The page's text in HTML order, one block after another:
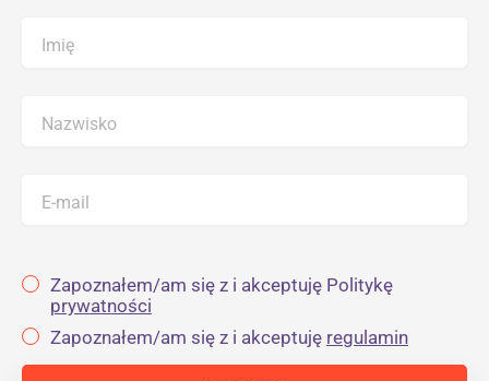
Imię
Nazwisko
E-mail
Zapoznałem/am się z i akceptuję Politykę
prywatności
Zapoznałem/am się z i akceptuję regulamin